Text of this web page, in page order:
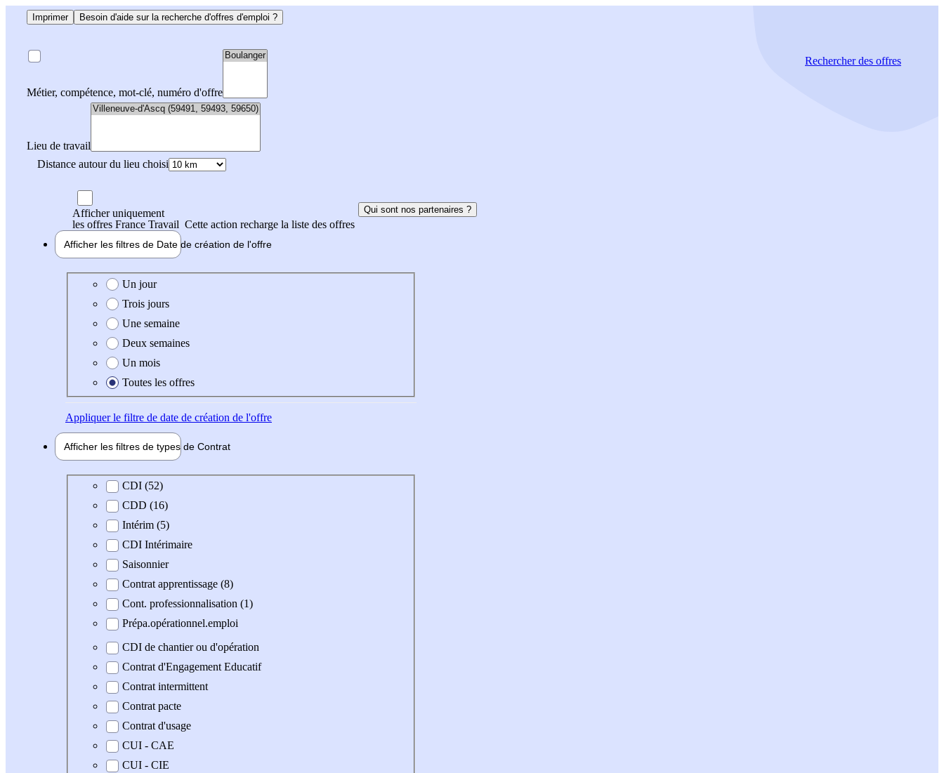
Imprimer Besoin d'aide sur la recherche d'offres d'emploi ?
Métier, compétence, mot-clé, numéro d'offre
Lieu de travail
Distance autour du lieu choisi
Rechercherdes offres
Afficher uniquement
les offres France Travail Cette action recharge la liste des offres
Qui sont nos partenaires ?
Afficher les filtres de Date de création de l'offre
Date de création de l'offre
Un jour
Trois jours
Une semaine
Deux semaines
Un mois
Toutes les offres
Appliquerle filtre de date de création de l'offre
Afficher les filtres de types de Contrat
Type de contratCDI (52)
CDD (16)
Intérim (5)
CDI Intérimaire
Saisonnier
Contrat apprentissage (8)
Cont. professionnalisation (1)
Prépa.opérationnel.emploi
CDI de chantier ou d'opération
Contrat d'Engagement Educatif
Contrat intermittent
Contrat pacte
Contrat d'usage
CUI - CAE
CUI - CIE